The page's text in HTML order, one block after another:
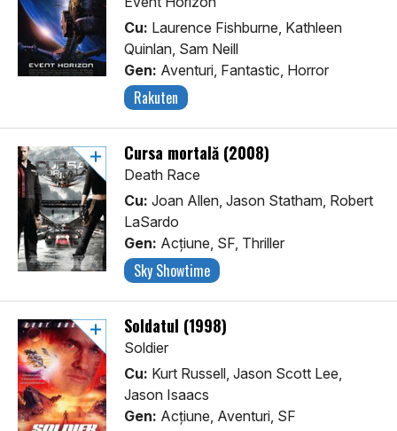
Cu: Laurence Fishburne, Kathleen
Quinlan, Sam Neill
Gen: Aventuri, Fantastic, Horror
Rakuten
Cursa mortală (2008)
Death Race
Cu: Joan Allen, Jason Statham, Robert
LaSardo
Gen: Acţiune, SF, Thriller
Sky Showtime
Soldatul (1998)
Soldier
Cu: Kurt Russell, Jason Scott Lee,
Jason Isaacs
Gen: Acţiune, Aventuri, SF